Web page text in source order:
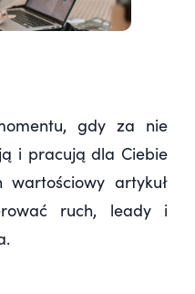
gdy za nie
i pracują dla Ciebie
wartościowy artykuł
ruch, leady i